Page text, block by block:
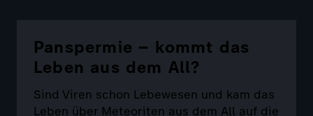
Panspermie – kommt das
Leben aus dem All?
Sind Viren schon Lebewesen und kam das
Leben über Meteoriten aus dem All auf die